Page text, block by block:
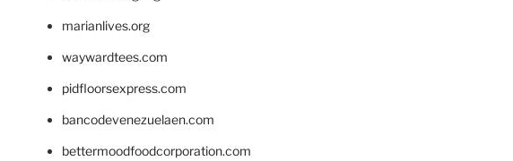
marianlives.org
waywardtees.com
pidfloorsexpress.com
bancodevenezuelaen.com
bettermoodfoodcorporation.com